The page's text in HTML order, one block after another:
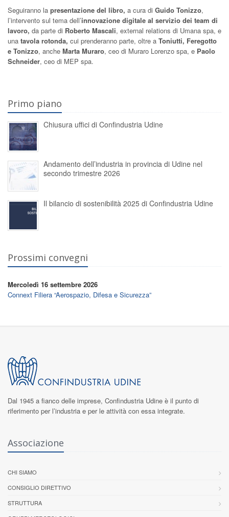
Seguiranno la presentazione del libro, a cura di Guido Tonizzo,
l’intervento sul tema dell’innovazione digitale al servizio dei team di
lavoro, da parte di Roberto Mascali, external relations di Umana spa, e
una tavola rotonda, cui prenderanno parte, oltre a Toniutti, Feregotto
e Tonizzo, anche Marta Muraro, ceo di Muraro Lorenzo spa, e Paolo
Schneider, ceo di MEP spa.
Primo piano
Chiusura uffici di Confindustria Udine
Andamento dell’industria in provincia di Udine nel
secondo trimestre 2026
Il bilancio di sostenibilità 2025 di Confindustria Udine
Prossimi convegni
Mercoledì 16 settembre 2026
Connext Filiera “Aerospazio, Difesa e Sicurezza”
Dal 1945 a fianco delle imprese, Confindustria Udine è il punto di
riferimento per l’industria e per le attività con essa integrate.
Associazione
CHI SIAMO
CONSIGLIO DIRETTIVO
STRUTTURA